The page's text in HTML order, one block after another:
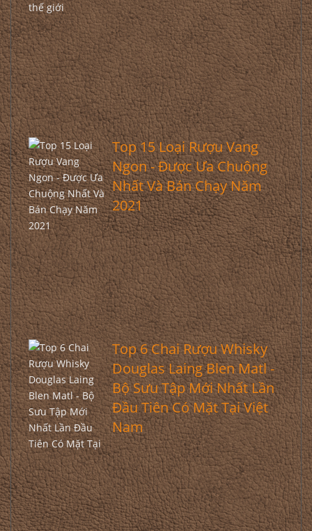
Top 15 Loại Rượu Vang
Ngon - Được Ưa Chuộng
Nhất Và Bán Chạy Năm
2021
Top 6 Chai Rượu Whisky
Douglas Laing Blen Matl -
Bộ Sưu Tập Mới Nhất Lần
Đầu Tiên Có Mặt Tại Việt
Nam